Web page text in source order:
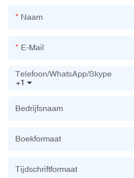
Naam
E-Mail
+1
Telefoon/WhatsApp/Skype
Bedrijfsnaam
Boekformaat
Tijdschriftformaat